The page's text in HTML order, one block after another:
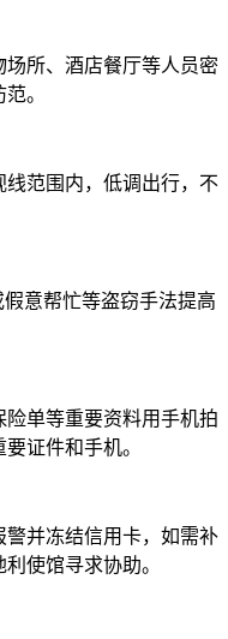
所、酒店餐厅等人员密
。
范围内，低调出行，不
意帮忙等盗窃手法提高
单等重要资料用手机拍
证件和手机。
并冻结信用卡，如需补
使馆寻求协助。